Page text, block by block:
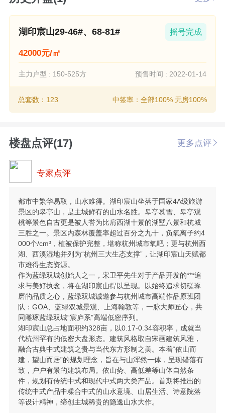
湖印宸山29-46#、68-81# 摇号完成
42000元/㎡
主力户型 : 150-525方 预售时间 : 2022-01-14
总套数：123 中签率：全部100% 无房100%
楼盘点评(17) 更多点评
专家点评
都市中繁华易取，山水难得。湖印宸山坐落于国家4A级旅游
景区的皋亭山，是主城鲜有的山水名胜。皋亭慕雪、皋亭观
桃等景色自古更是被人誉为比肩西湖十景的湖墅八景和杭城
三胜之一。景区内森林覆盖率超过百分之九十，负氧离子约4
000个/cm³，植被保护完整，堪称杭州城市氧吧；更与杭州西
湖、西溪湿地并列为“杭州三大生态支撑”，让湖印宸山天赋都
市难得生态资源。
作为蓝绿双城创始人之一，宋卫平先生对于产品开发的***追
求与美好执念，将在湖印宸山得以呈现。以始终追求切磋琢
磨的品质之心，蓝绿双城诚邀参与杭州城市高端作品原班团
队：GOA、蓝绿双城景观、上海翰敦等，一脉大师匠心，共
同雕琢蓝绿双城“宸庐系”高端低密序列。
湖印宸山总占地面积约328亩，以0.17-0.34容积率，成就当
代杭州罕有的低密大盘形态。建筑风格取自宋画建筑风雅，
融合古典中式建筑之贵与当代东方形制之美。本着“依山而
建，望山而居”的规划理念，旨在与山浑然一体，呈现错落有
致，户户有景的建筑布局。依山势、高低差等山体自然条
件，规划有传统中式和现代中式两大类产品。首期将推出的
传统中式产品中糅合中式的山水意境、山居生活、诗意院落
等设计精神，缔创主城稀贵的隐逸山水大作。